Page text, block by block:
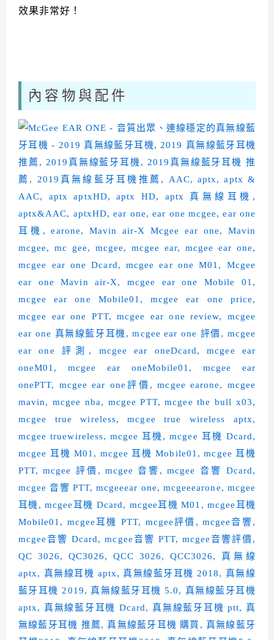
效果非常好！
內容物與配件